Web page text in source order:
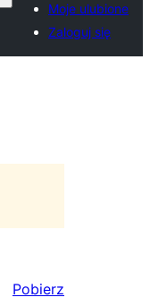
Moje ulubione
Zaloguj się
Pobierz